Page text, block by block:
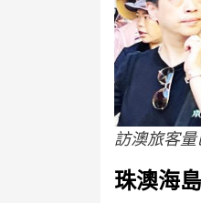
訪澳旅客
珠澳海